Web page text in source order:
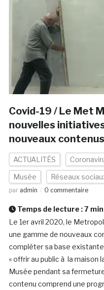
Covid-19 / Le Met
nouvelles
nouveaux
ACTUALITÉS
Musée Réseaux
par admin 0 commentaire
Temps de lecture :7 min
Le 1er avril 2020, le
une gamme de nouveaux
compléter sa base
« offrir au public à la maison
Musée pendant sa
contenu comprend une